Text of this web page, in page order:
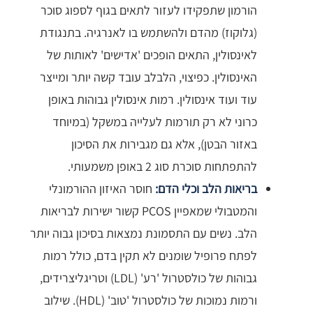
הורמון שתפקידו לעזור לתאים בגוף לספוג סוכר
(גלוקוז) מהדם ולהשתמש בו לאנרגיה. בתנגודת
לאינסולין, התאים הופכים 'אדישים' לאותות של
האינסולין. כפיצוי, הלבלב עובד קשה יותר ומייצר
עוד ועוד אינסולין. רמות אינסולין גבוהות באופן
כרוני לא רק תורמות לעלייה במשקל (במיוחד
באזור הבטן), אלא גם מגבירות את הסיכון
להתפתחות סוכרת סוג 2 באופן משמעותי.
בריאות הלב וכלי הדם: חוסר האיזון ההורמונלי
והמטבולי שמאפיין PCOS קשור ישירות לבריאות
הלב. נשים עם התסמונת נמצאות בסיכון גבוה יותר
לפתח פרופיל שומנים לא תקין בדם, כולל רמות
גבוהות של כולסטרול 'רע' (LDL) וטריגליצרידים,
ורמות נמוכות של כולסטרול 'טוב' (HDL). שילוב